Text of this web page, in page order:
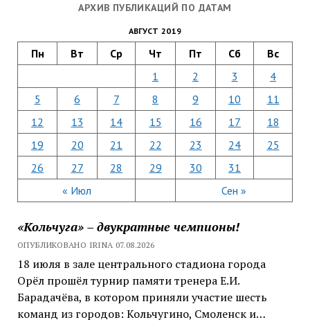
АРХИВ ПУБЛИКАЦИЙ ПО ДАТАМ
АВГУСТ 2019
Пн Вт Ср Чт Пт Сб Вс
« Июл Сен »
1 2 3
4
5
6 7 8 9 10
11
12
13 14 15 16 17
18
19
20 21 22 23 24
25
26
27 28 29 30 31
«Кольчуга» – двукратные чемпионы!
ОПУБЛИКОВАНО IRINA 07.08.2026
18 июля в зале центрального стадиона города
Орёл прошёл турнир памяти тренера Е.И.
Барадачёва, в котором приняли участие шесть
команд из городов: Кольчугино, Смоленск и…